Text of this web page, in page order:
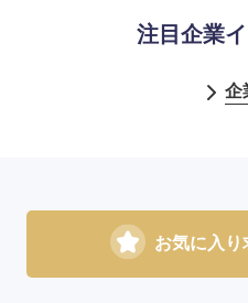
選
注目企業
企
お気に入り